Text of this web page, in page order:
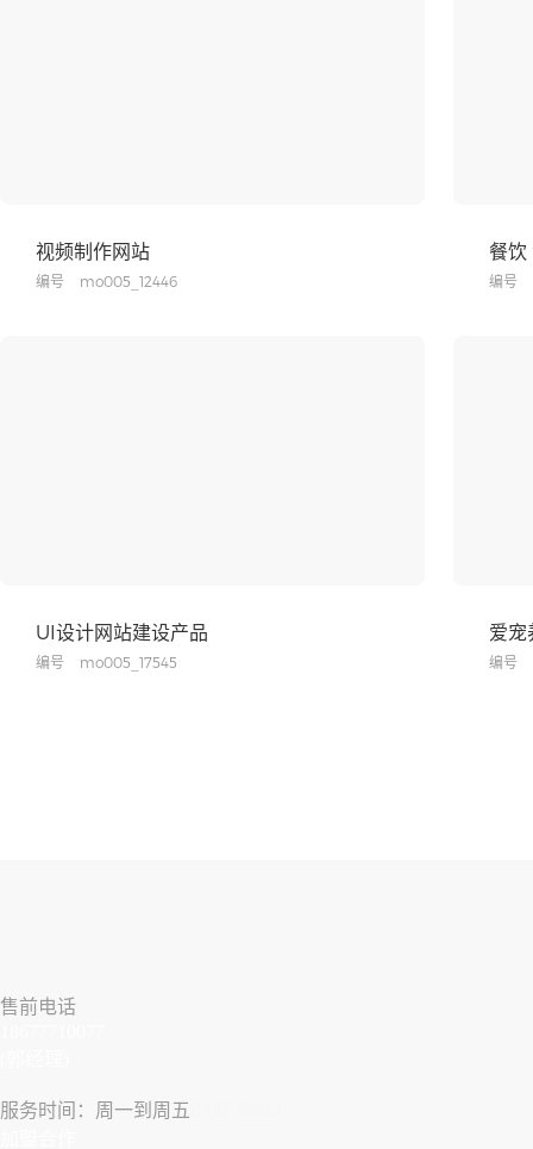
视频制作网站
编号 mo005_12446
餐饮
编号
UI设计网站建设产品
编号 mo005_17545
爱宠
编号
售前电话
服务时间：周一到周五